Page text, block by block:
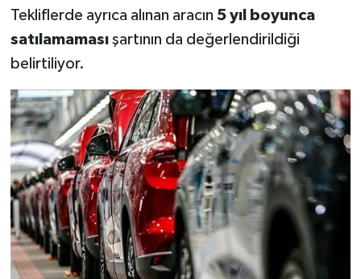
Tekliflerde ayrıca alınan aracın 5 yıl boyunca
satılamamasışartının da değerlendirildiği
belirtiliyor.